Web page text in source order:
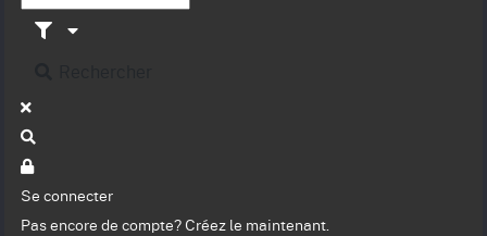
Se connecter
Pas encore de compte? Créez le maintenant.